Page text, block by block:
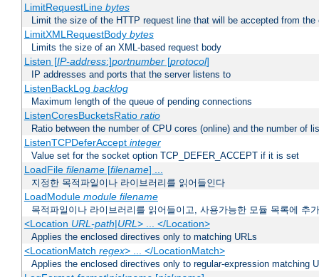
LimitRequestLine bytes
Limit the size of the HTTP request line that will be accepted from the
LimitXMLRequestBody bytes
Limits the size of an XML-based request body
Listen [IP-address:]portnumber[protocol]
IP addresses and ports that the server listens to
ListenBackLog backlog
Maximum length of the queue of pending connections
ListenCoresBucketsRatio ratio
Ratio between the number of CPU cores (online) and the number of
ListenTCPDeferAccept integer
Value set for the socket option TCP_DEFER_ACCEPT if it is set
LoadFile filename[filename] ...
지정한 목적파일이나 라이브러리를 읽어들인다
LoadModule module filename
목적파일이나 라이브러리를 읽어들이고, 사용가능한 모듈 목록에 추
<Location URL-path|URL> ... </Location>
Applies the enclosed directives only to matching URLs
<LocationMatch regex> ... </LocationMatch>
Applies the enclosed directives only to regular-expression matching